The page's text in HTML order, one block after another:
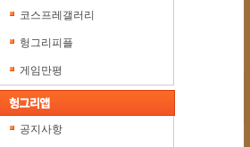
코스프레갤러리
헝그리피플
게임만평
공지사항